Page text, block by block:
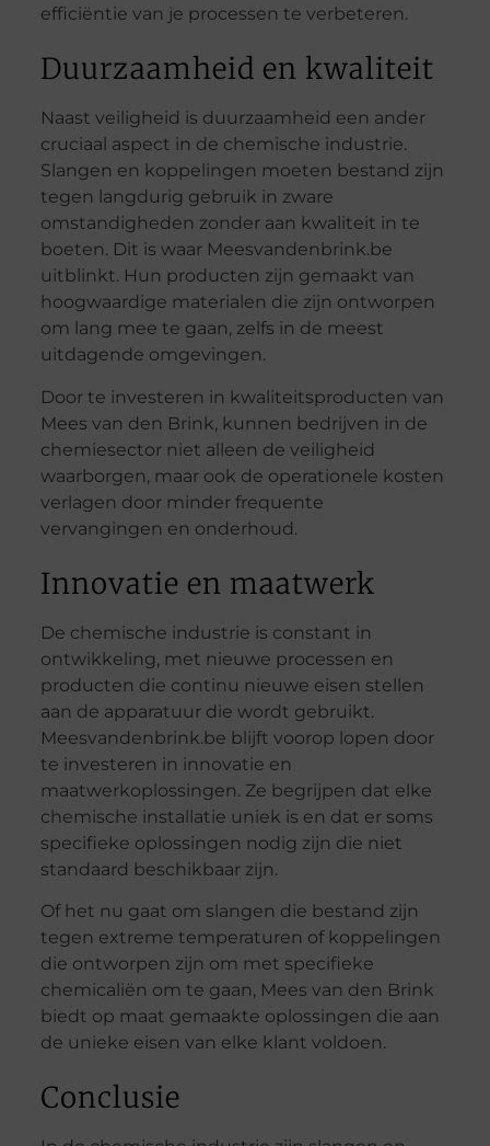
efficiëntie van je processen te verbeteren.
Duurzaamheid en kwaliteit
Naast veiligheid is duurzaamheid een ander
cruciaal aspect in de chemische industrie.
Slangen en koppelingen moeten bestand zijn
tegen langdurig gebruik in zware
omstandigheden zonder aan kwaliteit in te
boeten. Dit is waar Meesvandenbrink.be
uitblinkt. Hun producten zijn gemaakt van
hoogwaardige materialen die zijn ontworpen
om lang mee te gaan, zelfs in de meest
uitdagende omgevingen.
Door te investeren in kwaliteitsproducten van
Mees van den Brink, kunnen bedrijven in de
chemiesector niet alleen de veiligheid
waarborgen, maar ook de operationele kosten
verlagen door minder frequente
vervangingen en onderhoud.
Innovatie en maatwerk
De chemische industrie is constant in
ontwikkeling, met nieuwe processen en
producten die continu nieuwe eisen stellen
aan de apparatuur die wordt gebruikt.
Meesvandenbrink.be blijft voorop lopen door
te investeren in innovatie en
maatwerkoplossingen. Ze begrijpen dat elke
chemische installatie uniek is en dat er soms
specifieke oplossingen nodig zijn die niet
standaard beschikbaar zijn.
Of het nu gaat om slangen die bestand zijn
tegen extreme temperaturen of koppelingen
die ontworpen zijn om met specifieke
chemicaliën om te gaan, Mees van den Brink
biedt op maat gemaakte oplossingen die aan
de unieke eisen van elke klant voldoen.
Conclusie